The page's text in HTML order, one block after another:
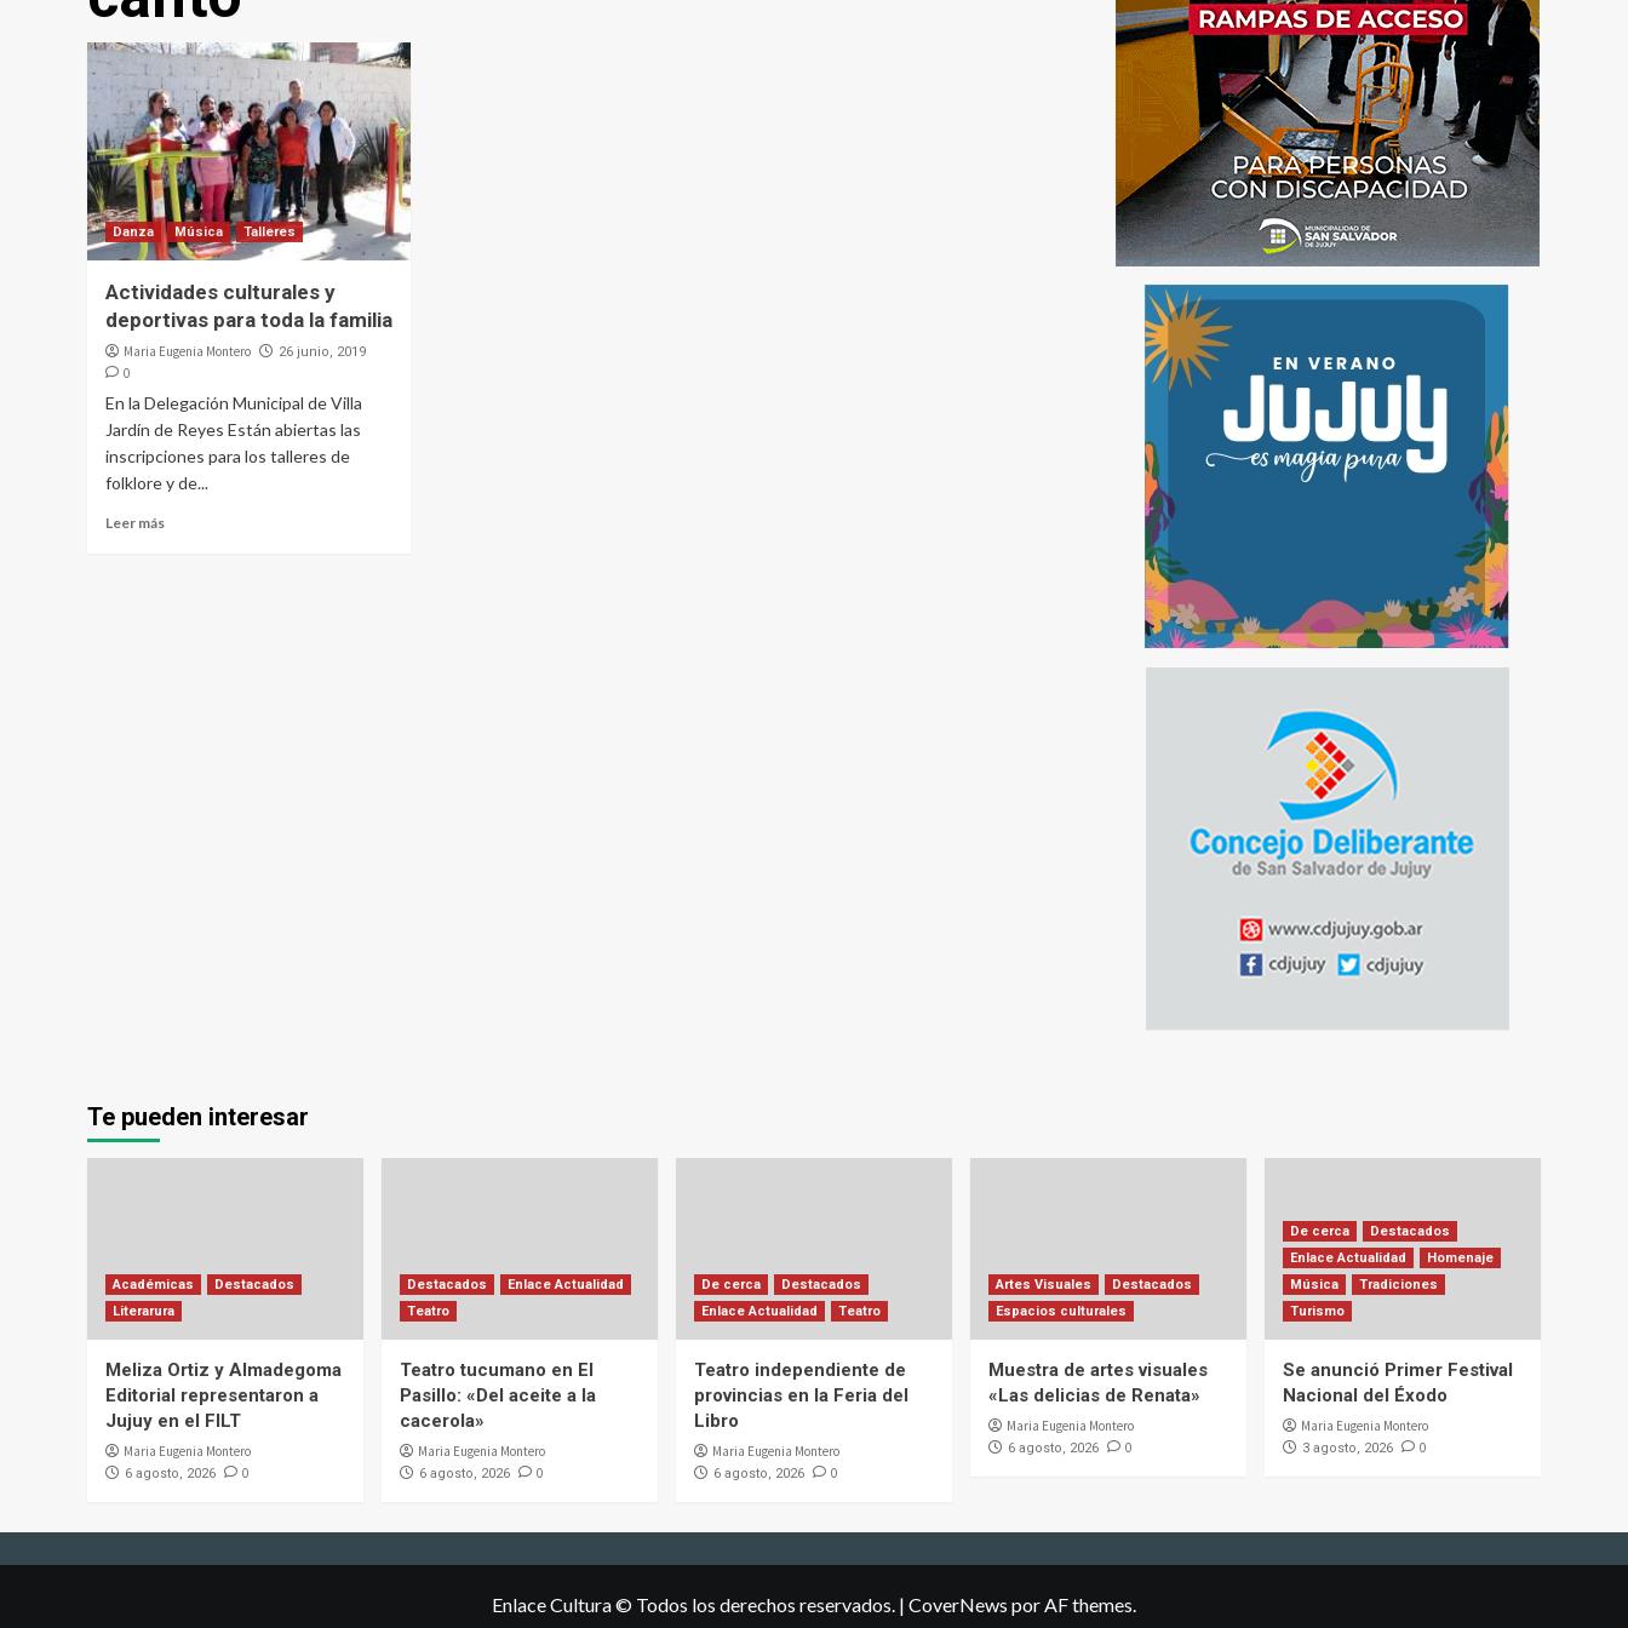
Danza Música Talleres
Actividades culturales y
deportivas para toda la familia
Maria Eugenia Montero 26 junio, 2019
0
En la Delegación Municipal de Villa
Jardín de Reyes Están abiertas las
inscripciones para los talleres de
folklore y de...
Leer más
Te pueden interesar
Académicas
Destacados
Literarura
Meliza Ortiz y Almadegoma
Editorial representaron a
Jujuy en el FILT
Maria Eugenia Montero
6 agosto, 2026 0
Destacados
Enlace Actualidad
Teatro
Teatro tucumano en El
Pasillo: «Del aceite a la
cacerola»
Maria Eugenia Montero
6 agosto, 2026 0
De cerca
Destacados
Enlace Actualidad
Teatro
Teatro independiente de
provincias en la Feria del
Libro
Maria Eugenia Montero
6 agosto, 2026 0
Artes Visuales
Destacados
Espacios culturales
Muestra de artes visuales
«Las delicias de Renata»
Maria Eugenia Montero
6 agosto, 2026 0
De cerca
Destacados
Enlace Actualidad
Homenaje
Música
Tradiciones
Turismo
Se anunció Primer Festival
Nacional del Éxodo
Maria Eugenia Montero
3 agosto, 2026 0
Enlace Cultura © Todos los derechos reservados. | CoverNews por AF themes.